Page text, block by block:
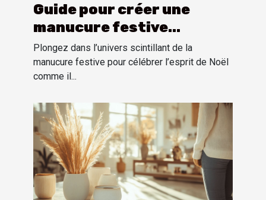
Guide pour créer une
manucure festive
inspirée par l'esprit de
Noël
Plongez dans l’univers scintillant de la
manucure festive pour célébrer l’esprit de Noël
comme il...